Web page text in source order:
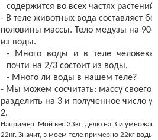
содержится во всех частях растений.
- В теле животных вода составляет
половины массы. Тело медузы на 90-
из воды.
- Много воды и в теле
почти на 2/3 состоит из воды.
- Много ли воды в нашем теле?
- Мы можем сосчитать: массу своего
разделить на 3 и полученное число
2.
Например. Мой вес 33кг, делю на 3 и умножаю
22кг. Значит, в моем теле примерно 22кг воды.